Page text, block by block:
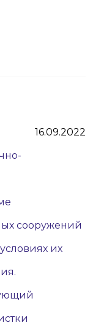
16.09.2022
сооружений
их